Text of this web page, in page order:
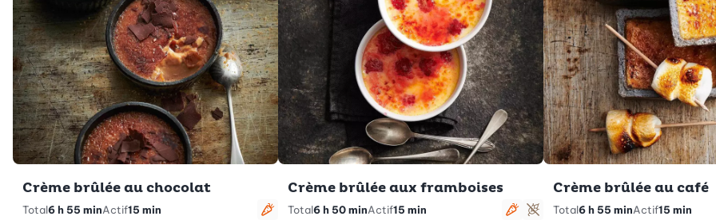
Crème brûlée au chocolat
Total6 h 55 minActif15 min
Crème brûlée aux framboises
Total6 h 50 minActif15 min
Végétarien
Sans gluten
Crème brûlée au café
Total6 h 55 minActif15 min